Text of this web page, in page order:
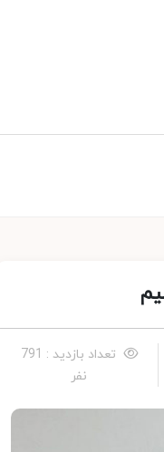
تعداد بازدید : 791
نفر